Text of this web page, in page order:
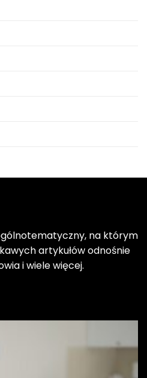
na którym
artykułów odnośnie
i wiele więcej.